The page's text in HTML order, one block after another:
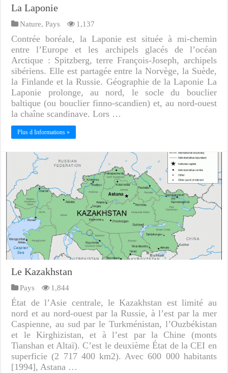
La Laponie
Nature,Pays 1,137
Contrée boréale, la Laponie est située à mi-chemin
entre l’Europe et les archipels glacés de l’océan
Arctique : Spitzberg, terre François-Joseph, archipels
sibériens. Elle est partagée entre la Norvège, la Suède,
la Finlande et la Russie. Géographie de la Laponie La
Laponie prolonge, au nord, le socle du bouclier
baltique (ou bouclier finno-scandien) et, au nord-ouest
la chaîne scandinave. Lors …
Plus d Informations »
Le Kazakhstan
Pays 1,844
État de l’Asie centrale, le Kazakhstan est limité au
nord et au nord-ouest par la Russie, à l’est par la mer
Caspienne, au sud par le Turkménistan, l’Ouzbékistan
et le Kirghizistan, et à l’est par la Chine (monts
Tianshan et Altaï). C’est le deuxième État de la CEI en
superficie (2 717 400 km2). Avec 600 000 habitants
[1994], Astana …